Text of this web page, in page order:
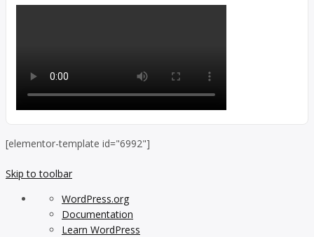
[elementor-template id="6992"]
Skip to toolbar
About
WordPress
WordPress.org
Documentation
Learn WordPress